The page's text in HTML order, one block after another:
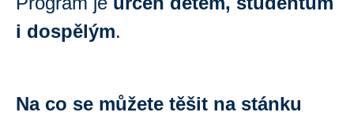
i dospělým.
Na co se můžete těšit na stánku